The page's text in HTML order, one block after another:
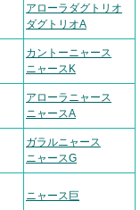
アローラダグトリオ
ダグトリオA
カントーニャース
ニャースK
アローラニャース
ニャースA
ガラルニャース
ニャースG
ニャース巨